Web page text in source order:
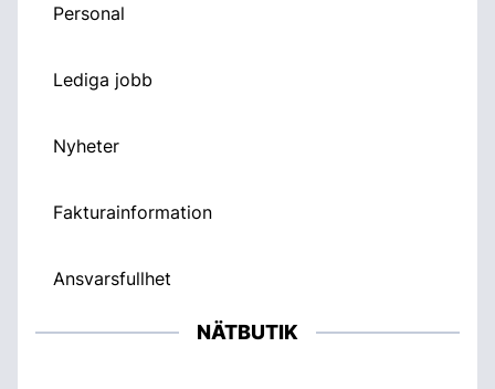
Personal
Lediga jobb
Nyheter
Fakturainformation
Ansvarsfullhet
NÄTBUTIK